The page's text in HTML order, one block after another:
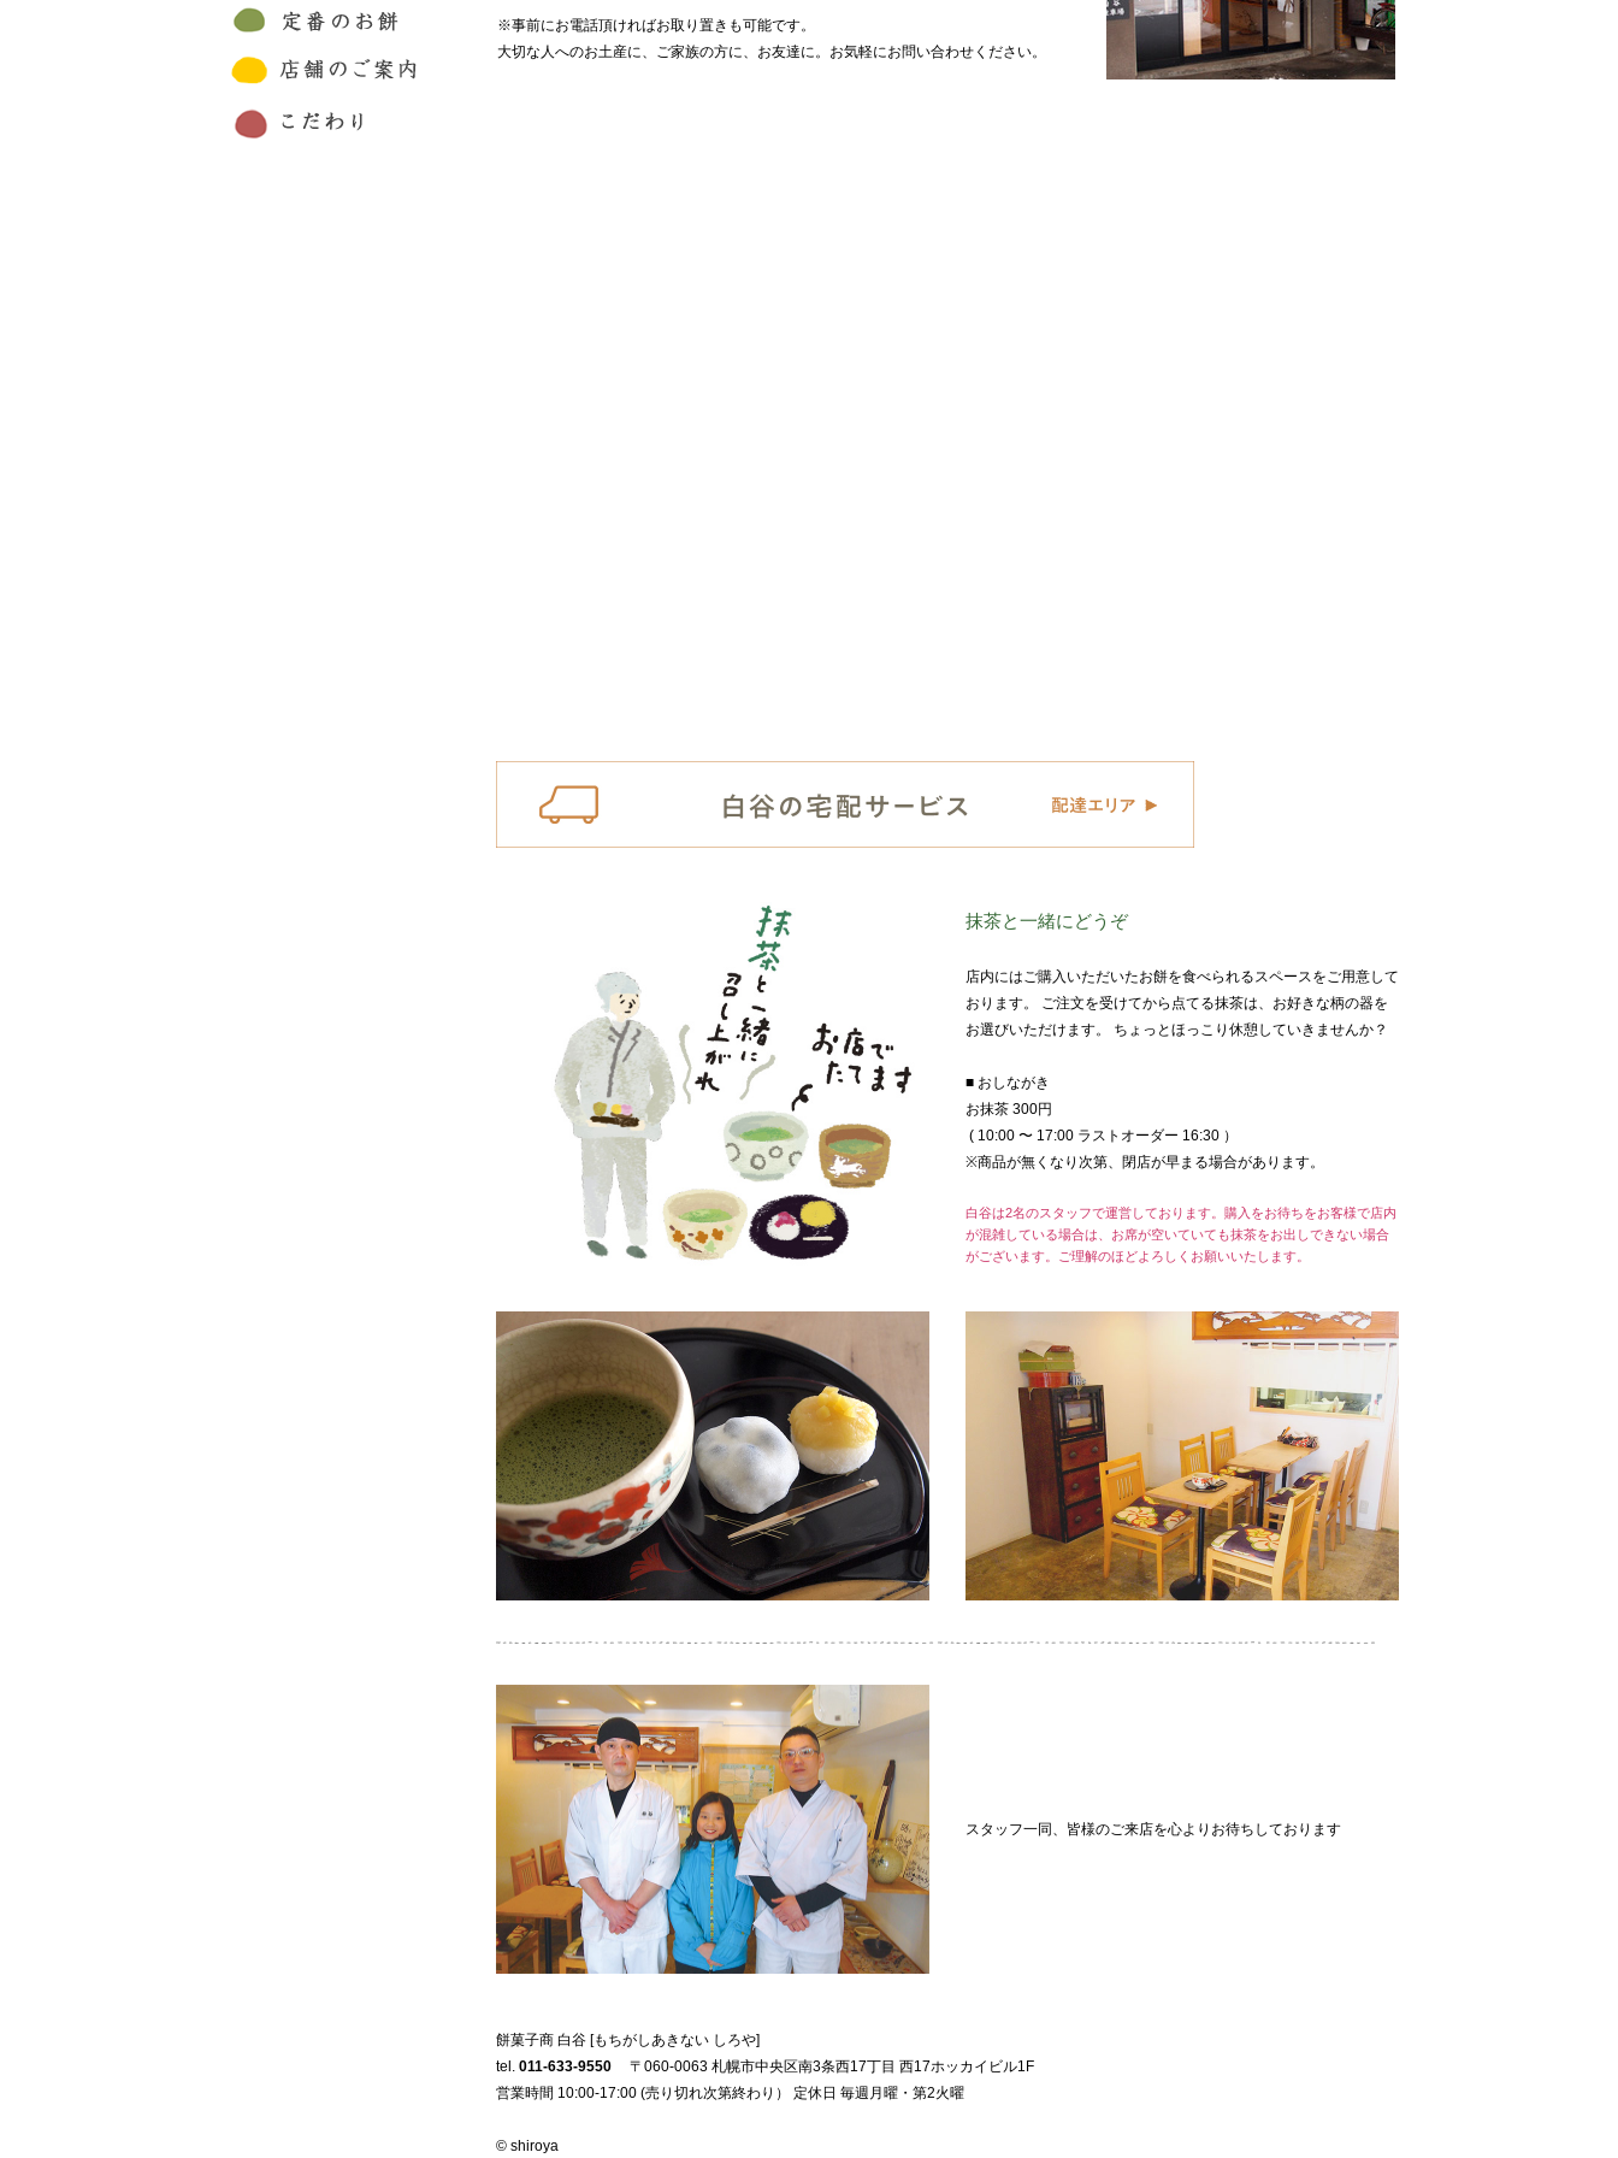
※事前にお電話頂ければお取り置きも可能です。
大切な人へのお土産に、ご家族の方に、お友達に。お気軽にお問い合わせください。
抹茶と一緒にどうぞ
店内にはご購入いただいたお餅を食べられるスペースをご用意して
おります。 ご注文を受けてから点てる抹茶は、お好きな柄の器を
お選びいただけます。 ちょっとほっこり休憩していきませんか？
■ おしながき
お抹茶 300円
( 10:00 〜 17:00 ラストオーダー 16:30 ）
※商品が無くなり次第、閉店が早まる場合があります。
白谷は2名のスタッフで運営しております。購入をお待ちをお客様で店内
が混雑している場合は、お席が空いていても抹茶をお出しできない場合
がございます。ご理解のほどよろしくお願いいたします。
スタッフ一同、皆様のご来店を心よりお待ちしております
餅菓子商 白谷 [もちがしあきない しろや]
tel. 011-633-9550
〒060-0063 札幌市中央区南3条西17丁目 西17ホッカイビル1F
営業時間 10:00-17:00 (売り切れ次第終わり） 定休日 毎週月曜・第2火曜
© shiroya